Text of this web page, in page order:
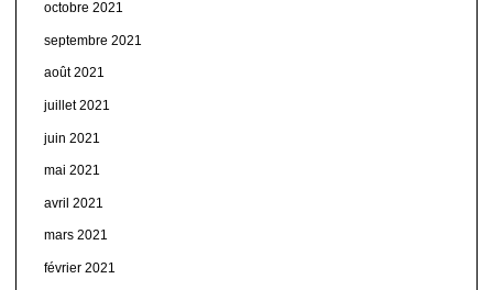
octobre 2021
septembre 2021
août 2021
juillet 2021
juin 2021
mai 2021
avril 2021
mars 2021
février 2021